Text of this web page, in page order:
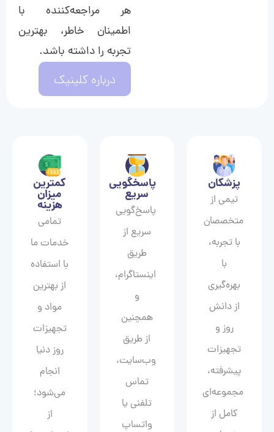
هر مراجعه‌کننده با
اطمینان خاطر، بهترین
تجربه را داشته باشد.
درباره کلینیک
پزشکان
تیمی از
متخصصان
با تجربه،
با
بهره‌گیری
از دانش
روز و
تجهیزات
پیشرفته،
مجموعه‌ای
کامل از
پاسخگویی
سریع
پاسخ‌گویی
سریع از
طریق
اینستاگرام،
و
همچنین
از طریق
وب‌سایت،
تماس
تلفنی یا
واتساپ
کمترین
میزان
هزینه
تمامی
خدمات ما
با استفاده
از بهترین
مواد و
تجهیزات
روز دنیا
انجام
می‌شود؛
از